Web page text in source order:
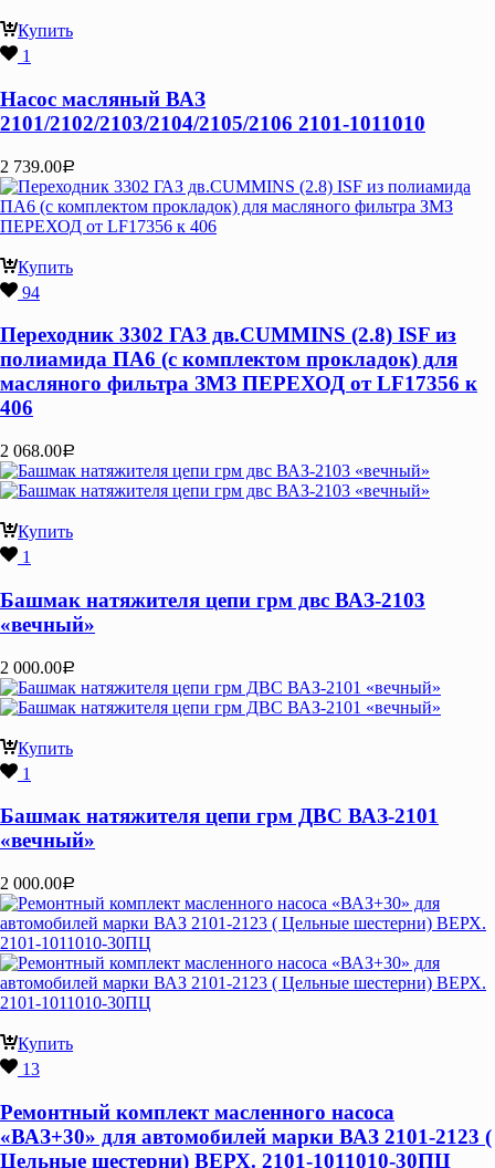
Купить
1
Насос масляный ВАЗ
2101/2102/2103/2104/2105/2106 2101-1011010
2 739.00Р
Купить
94
Переходник 3302 ГАЗ дв.CUMMINS (2.8) ISF из
полиамида ПА6 (с комплектом прокладок) для
масляного фильтра ЗМЗ ПЕРЕХОД от LF17356 к
406
2 068.00Р
Купить
1
Башмак натяжителя цепи грм двс ВАЗ-2103
«вечный»
2 000.00Р
Купить
1
Башмак натяжителя цепи грм ДВС ВАЗ-2101
«вечный»
2 000.00Р
Купить
13
Ремонтный комплект масленного насоса
«ВАЗ+30» для автомобилей марки ВАЗ 2101-2123 (
Цельные шестерни) ВЕРХ. 2101-1011010-30ПЦ